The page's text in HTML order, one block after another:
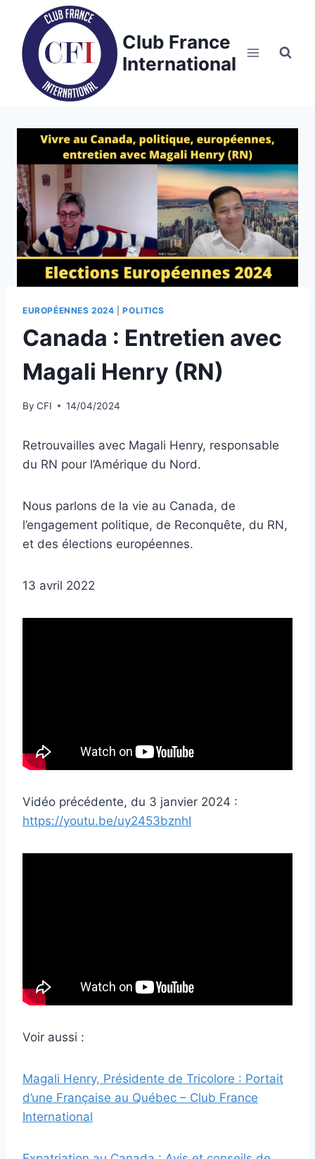
content
Club France
International
EUROPÉENNES 2024 |POLITICS
Canada : Entretien avec
Magali Henry (RN)
By CFI 14/04/2024
Retrouvailles avec Magali Henry, responsable
du RN pour l’Amérique du Nord.
Nous parlons de la vie au Canada, de
l’engagement politique, de Reconquête, du RN,
et des élections européennes.
13 avril 2022
Vidéo précédente, du 3 janvier 2024 :
https://youtu.be/uy2453bznhI
Voir aussi :
Magali Henry, Présidente de Tricolore : Portait
d’une Française au Québec – Club France
International